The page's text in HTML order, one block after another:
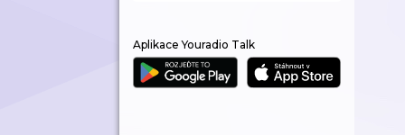
Aplikace Youradio Talk